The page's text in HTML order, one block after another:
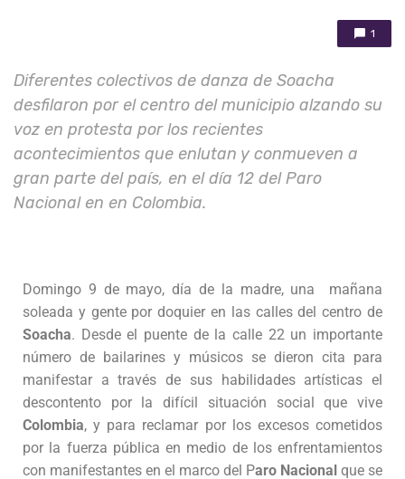
1
Diferentes colectivos de danza de Soacha
desfilaron por el centro del municipio alzando su
voz en protesta por los recientes
acontecimientos que enlutan y conmueven a
gran parte del país, en el día 12 del Paro
Nacional en en Colombia.
Domingo 9 de mayo, día de la madre, una mañana
soleada y gente por doquier en las calles del centro de
Soacha. Desde el puente de la calle 22 un importante
número de bailarines y músicos se dieron cita para
manifestar a través de sus habilidades artísticas el
descontento por la difícil situación social que vive
Colombia, y para reclamar por los excesos cometidos
por la fuerza pública en medio de los enfrentamientos
con manifestantes en el marco del Paro Nacional que se